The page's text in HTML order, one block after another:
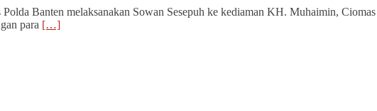
Banten melaksanakan Sowan Sesepuh ke kediaman KH. Muhaimin,
para […]